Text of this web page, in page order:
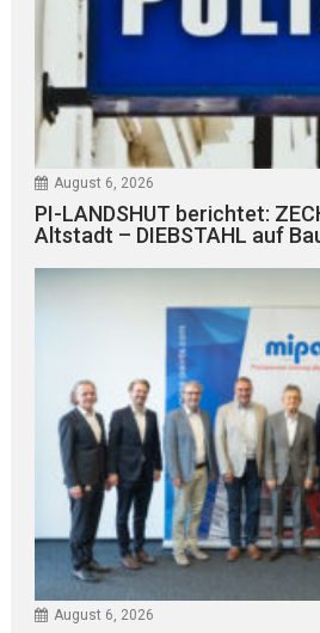
August 6, 2026
PI-LANDSHUT berichtet:
Altstadt – DIEBSTAHL auf
August 6, 2026